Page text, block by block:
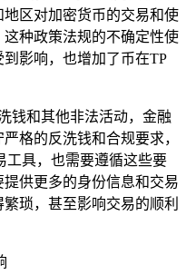
区对加密货币的交易和使
种政策法规的不确定性使
影响，也增加了币在TP
钱和其他非法活动，金融
格的反洗钱和合规要求，
工具，也需要遵循这些要
供更多的身份信息和交易
琐，甚至影响交易的顺利